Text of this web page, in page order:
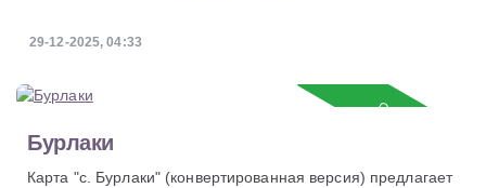
29-12-2025, 04:33
Бурлаки
Карта "с. Бурлаки" (конвертированная версия) предлагает